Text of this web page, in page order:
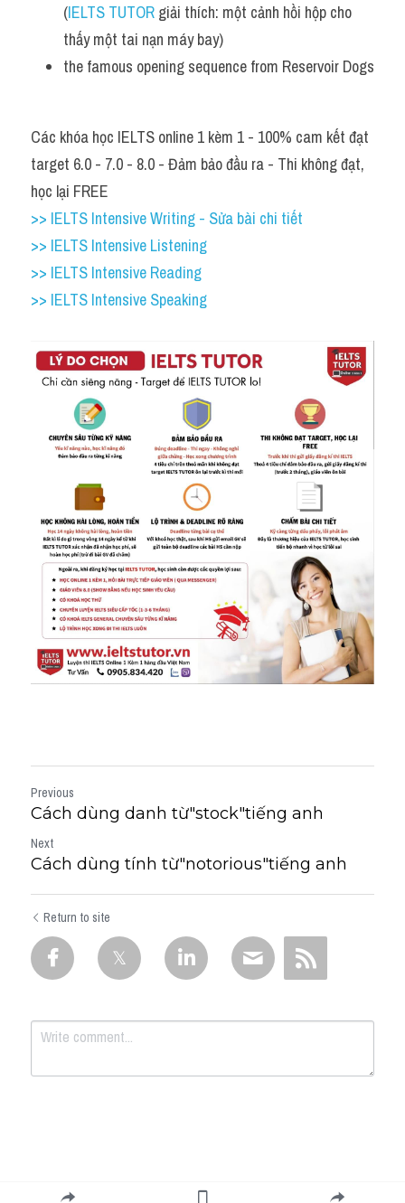
(IELTS TUTOR giải thích: một cảnh hồi hộp cho
thấy một tai nạn máy bay)
the famous opening sequence from Reservoir Dogs
Các khóa học IELTS online 1 kèm 1 - 100% cam kết đạt
target 6.0 - 7.0 - 8.0 - Đảm bảo đầu ra - Thi không đạt,
học lại FREE
>> IELTS Intensive Writing - Sửa bài chi tiết
>> IELTS Intensive Listening
>> IELTS Intensive Reading
>> IELTS Intensive Speaking
Previous
Cách dùng danh từ"stock"tiếng anh
Next
Cách dùng tính từ"notorious"tiếng anh
Return to site